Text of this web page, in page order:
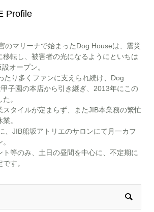
Profile
のマリーナで始まったDog Houseは、震災
移転し、被害者の光になるようにといちは
オープン。
たり多くファンに支えられ続け、Dog
子園の本店から引き継ぎ、2013年にこの
。
スタイルが定まらず、またJIB本業務の繁忙
。
、JIB船坂アトリエのサロンにて月一カフ
ト等のみ、土日の昼間を中心に、不定期に
す。